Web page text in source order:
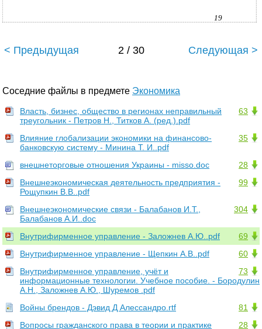
19
< Предыдущая 2 / 30 Следующая >
Соседние файлы в предмете Экономика
63
Власть, бизнес, общество в регионах неправильный
треугольник - Петров Н., Титков А. (ред.).pdf
35
Влияние глобализации экономики на финансово-
банковскую систему - Минина Т. И..pdf
28
внешнеторговые отношения Украины - misso.doc
99
Внешнеэкономическая деятельность предприятия -
Рощупкин В.В..pdf
304
Внешнеэкономические связи - Балабанов И.Т.,
Балабанов А.И..doc
69
Внутрифирменное управление - Заложнев А.Ю..pdf
60
Внутрифирменное управление - Щепкин А.В..pdf
73
Внутрифирменное управление, учёт и
информационные технологии. Учебное пособие. - Бородулин
А.Н., Заложнев А.Ю., Шуремов .pdf
81
Войны брендов - Дэвид Д Алессандро.rtf
28
Вопросы гражданского права в теории и практике